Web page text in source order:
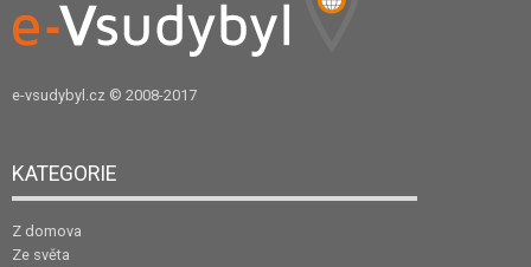
e-vsudybyl.cz © 2008-2017
KATEGORIE
Z domova
Ze světa